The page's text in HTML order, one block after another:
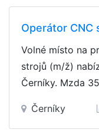
Operátor CNC
Volné místo na
strojů (m/ž)
Černíky. Mzda
Černíky